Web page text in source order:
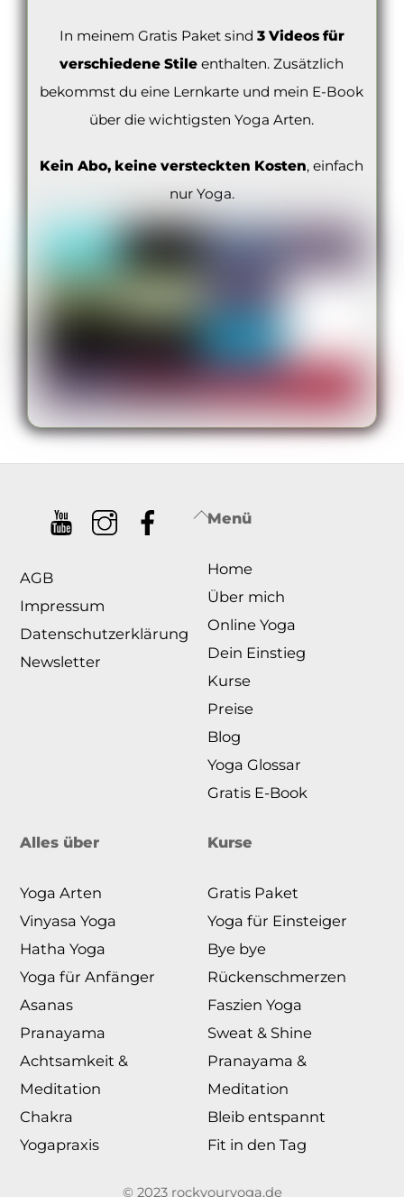
In meinem Gratis Paket sind 3 Videos für
verschiedene Stile enthalten. Zusätzlich
bekommst du eine Lernkarte und mein E-Book
über die wichtigsten Yoga Arten.
Kein Abo, keine versteckten Kosten, einfach
nur Yoga.
Back
Top
AGB
Impressum
Datenschutzerklärung
Newsletter
Menü
Home
Über mich
Online Yoga
Dein Einstieg
Kurse
Preise
Blog
Yoga Glossar
Gratis E-Book
Alles über
Yoga Arten
Vinyasa Yoga
Hatha Yoga
Yoga für Anfänger
Asanas
Pranayama
Achtsamkeit &
Meditation
Chakra
Yogapraxis
Kurse
Gratis Paket
Yoga für Einsteiger
Bye bye
Rückenschmerzen
Faszien Yoga
Sweat & Shine
Pranayama &
Meditation
Bleib entspannt
Fit in den Tag
© 2023 rockyouryoga.de